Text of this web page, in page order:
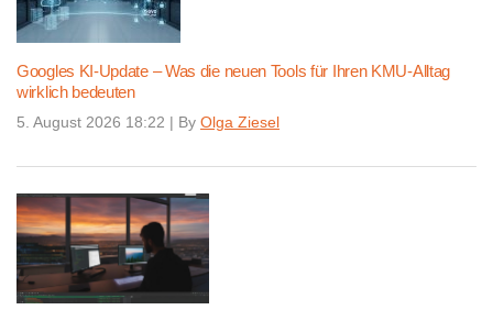
Googles KI-Update – Was die neuen Tools für Ihren KMU-Alltag
wirklich bedeuten
5. August 2026 18:22 | By Olga Ziesel